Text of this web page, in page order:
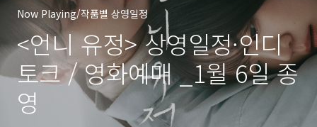
Now Playing/작품별 상영일정
<언니 유정> 상영일정·인디
토크 / 영화예매 _1월 6일 종
영